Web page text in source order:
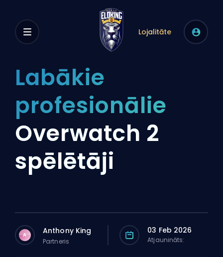
Lojalitāte
Labākie
profesionālie
Overwatch 2
spēlētāji
A Anthony King
Partneris
03 Feb 2026
Atjaunināts: